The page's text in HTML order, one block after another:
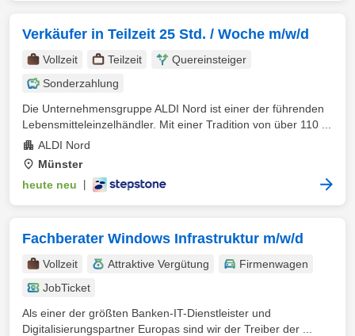
Verkäufer in Teilzeit 25 Std. / Woche m/w/d
Vollzeit Teilzeit
Quereinsteiger
Sonderzahlung
Die Unternehmensgruppe ALDI Nord ist einer der führenden
Lebensmitteleinzelhändler. Mit einer Tradition von über 110 ...
ALDI Nord
Münster
heute neu
Fachberater Windows Infrastruktur m/w/d
Vollzeit Attraktive Vergütung
Firmenwagen
JobTicket
Als einer der größten Banken-IT-Dienstleister und
Digitalisierungspartner Europas sind wir der Treiber der ...